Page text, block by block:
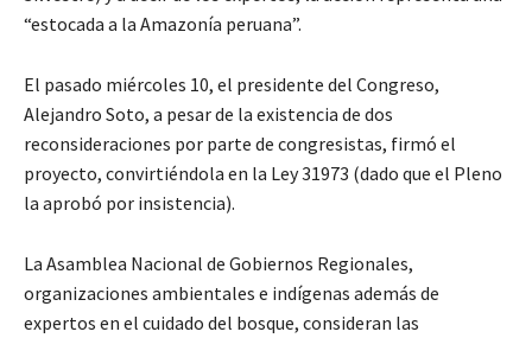
“estocada a la Amazonía peruana”.
El pasado miércoles 10, el presidente del Congreso,
Alejandro Soto, a pesar de la existencia de dos
reconsideraciones por parte de congresistas, firmó el
proyecto, convirtiéndola en la Ley 31973 (dado que el Pleno
la aprobó por insistencia).
La Asamblea Nacional de Gobiernos Regionales,
organizaciones ambientales e indígenas además de
expertos en el cuidado del bosque, consideran las